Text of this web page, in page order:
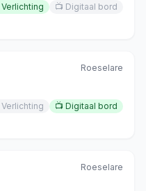
Verlichting 📺 Digitaal bord
Roeselare
Verlichting 📺 Digitaal bord
Roeselare